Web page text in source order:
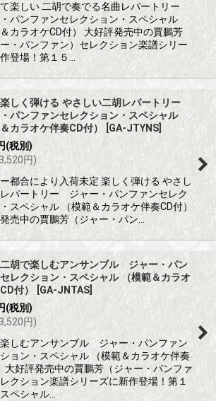
楽しい 二胡で奏でる名曲レパートリー
パンファンセレクション・スペシャル
カラオケCD付） 大好評発売中の賈鵬芳
・パンファン）セレクション楽譜シリー
登場！第１５…
しく弾ける やさしい二胡レパートリー
パンファンセレクション・スペシャル
カラオケ伴奏CD付） [ GA-JTYNS
(税別)
円)
都合により入荷未定 楽しく弾ける やさし
パートリー ジャー・パンファンセレク
スペシャル （模範＆カラオケ伴奏CD付）
売中の賈鵬芳（ジャー・パン…
胡で楽しむアンサンブル ジャー・パン
レクション・スペシャル （模範＆カラオ
付） [GA-JNTAS]
(税別)
円)
しむアンサンブル ジャー・パンファン
ョン・スペシャル （模範＆カラオケ伴奏
大好評発売中の賈鵬芳（ジャー・パンファ
クション楽譜シリーズに新作登場！第１
ペシャル…